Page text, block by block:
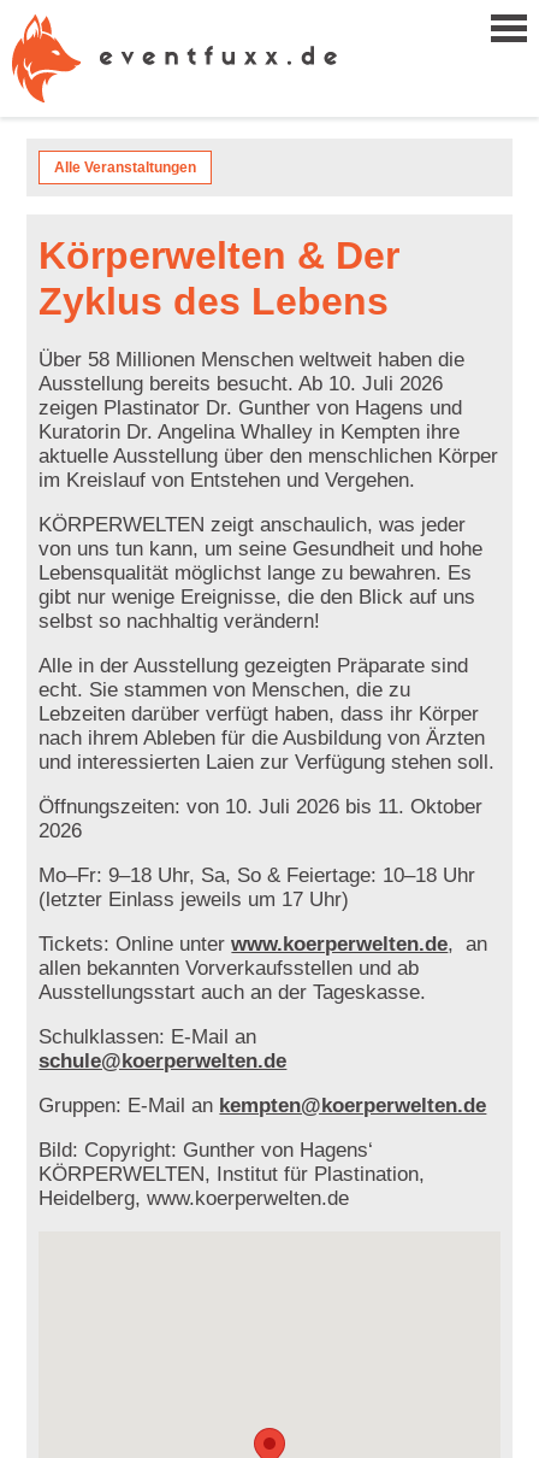
Alle Veranstaltungen
Körperwelten & Der
Zyklus des Lebens
Über 58 Millionen Menschen weltweit haben die
Ausstellung bereits besucht. Ab 10. Juli 2026
zeigen Plastinator Dr. Gunther von Hagens und
Kuratorin Dr. Angelina Whalley in Kempten ihre
aktuelle Ausstellung über den menschlichen Körper
im Kreislauf von Entstehen und Vergehen.
KÖRPERWELTEN zeigt anschaulich, was jeder
von uns tun kann, um seine Gesundheit und hohe
Lebensqualität möglichst lange zu bewahren. Es
gibt nur wenige Ereignisse, die den Blick auf uns
selbst so nachhaltig verändern!
Alle in der Ausstellung gezeigten Präparate sind
echt. Sie stammen von Menschen, die zu
Lebzeiten darüber verfügt haben, dass ihr Körper
nach ihrem Ableben für die Ausbildung von Ärzten
und interessierten Laien zur Verfügung stehen soll.
Öffnungszeiten: von 10. Juli 2026 bis 11. Oktober
2026
Mo–Fr: 9–18 Uhr, Sa, So & Feiertage: 10–18 Uhr
(letzter Einlass jeweils um 17 Uhr)
Tickets: Online unterwww.koerperwelten.de, an
allen bekannten Vorverkaufsstellen und ab
Ausstellungsstart auch an der Tageskasse.
Schulklassen: E-Mail an
schule@koerperwelten.de
Gruppen: E-Mail an kempten@koerperwelten.de
Bild: Copyright: Gunther von Hagens‘
KÖRPERWELTEN, Institut für Plastination,
Heidelberg, www.koerperwelten.de